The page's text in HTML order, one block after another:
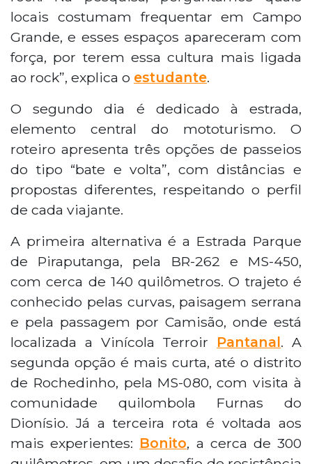
locais costumam frequentar em Campo
Grande, e esses espaços apareceram com
força, por terem essa cultura mais ligada
ao rock”, explica o estudante.
O segundo dia é dedicado à estrada,
elemento central do mototurismo. O
roteiro apresenta três opções de passeios
do tipo “bate e volta”, com distâncias e
propostas diferentes, respeitando o perfil
de cada viajante.
A primeira alternativa é a Estrada Parque
de Piraputanga, pela BR-262 e MS-450,
com cerca de 140 quilômetros. O trajeto é
conhecido pelas curvas, paisagem serrana
e pela passagem por Camisão, onde está
localizada a Vinícola Terroir Pantanal. A
segunda opção é mais curta, até o distrito
de Rochedinho, pela MS-080, com visita à
comunidade quilombola Furnas do
Dionísio. Já a terceira rota é voltada aos
mais experientes: Bonito, a cerca de 300